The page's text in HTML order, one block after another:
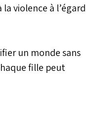
violence à l’égard
un monde sans
fille peut